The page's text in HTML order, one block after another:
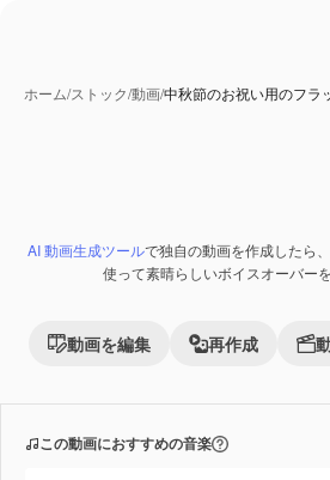
ホーム/ストック/動画/中秋節のお祝い用のフ
AI 動画生成ツールで独自の動画を作成したら
使って素晴らしいボイスオーバー
動画を編集 再作成
この動画におすすめの音楽